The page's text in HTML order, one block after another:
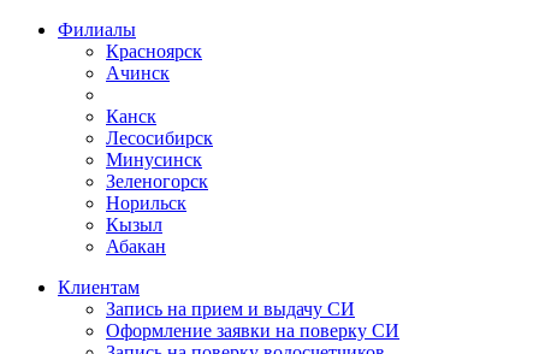
Филиалы
Красноярск
Ачинск
Канск
Лесосибирск
Минусинск
Зеленогорск
Норильск
Кызыл
Абакан
Клиентам
Запись на прием и выдачу СИ
Оформление заявки на поверку СИ